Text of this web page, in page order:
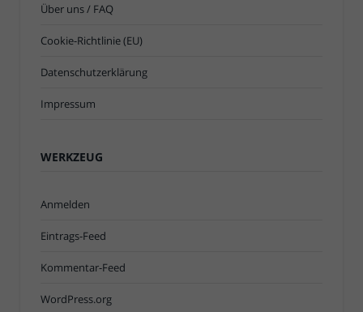
Über uns / FAQ
Cookie-Richtlinie (EU)
Datenschutzerklärung
Impressum
WERKZEUG
Anmelden
Eintrags-Feed
Kommentar-Feed
WordPress.org